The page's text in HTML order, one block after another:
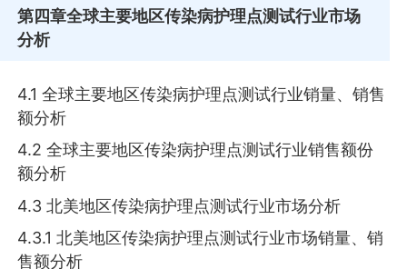
第四章全球主要地区传染病护理点测试行业市场
分析
4.1 全球主要地区传染病护理点测试行业销量、销售
额分析
4.2 全球主要地区传染病护理点测试行业销售额份
额分析
4.3 北美地区传染病护理点测试行业市场分析
4.3.1 北美地区传染病护理点测试行业市场销量、销
售额分析